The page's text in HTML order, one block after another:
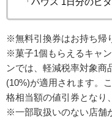
※無料引換券はお持ち帰
※菓子1個もらえるキャ
ンでは、軽減税率対象商
(10%)が適用されます。
格相当額の値引券となり
※一部取扱いのない店舗